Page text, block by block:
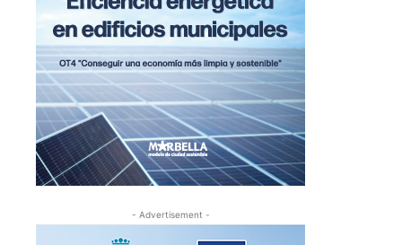
- Advertisement -